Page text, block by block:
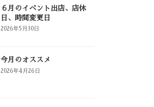
６月のイベント出店、店休
日、時間変更日
2026年5月30日
今月のオススメ
2026年4月26日